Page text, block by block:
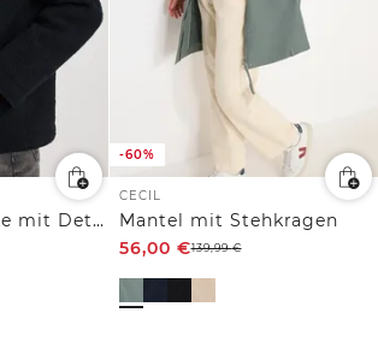
Kuschelige Jacke mit Details
-60%
CECIL
Mantel mit Stehkragen
56,00 €139,99€